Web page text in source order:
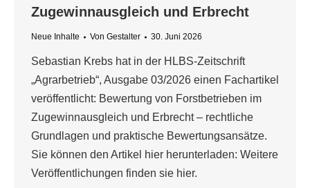
Zugewinnausgleich und Erbrecht
Neue Inhalte Von Gestalter 30. Juni 2026
Sebastian Krebs hat in der HLBS-Zeitschrift
„Agrarbetrieb“, Ausgabe 03/2026 einen Fachartikel
veröffentlicht: Bewertung von Forstbetrieben im
Zugewinnausgleich und Erbrecht – rechtliche
Grundlagen und praktische Bewertungsansätze.
Sie können den Artikel hier herunterladen: Weitere
Veröffentlichungen finden sie hier.